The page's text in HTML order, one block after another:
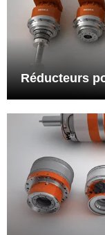
Réducteurs
L'exclusivité du
de la plus grande
au pilotage des
Voir plus
Broches et